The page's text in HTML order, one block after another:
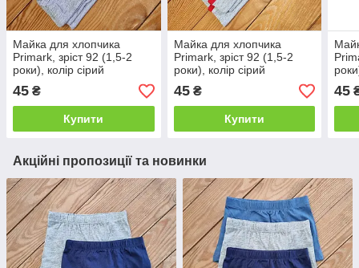
Майка для хлопчика
Primark, зріст 92 (1,5-2
роки), колір сірий
45 ₴
Купити
Майка для хлопчика
Primark, зріст 92 (1,5-2
роки), колір сірий
45₴
Купити
45
Акційні пропозиції та новинки